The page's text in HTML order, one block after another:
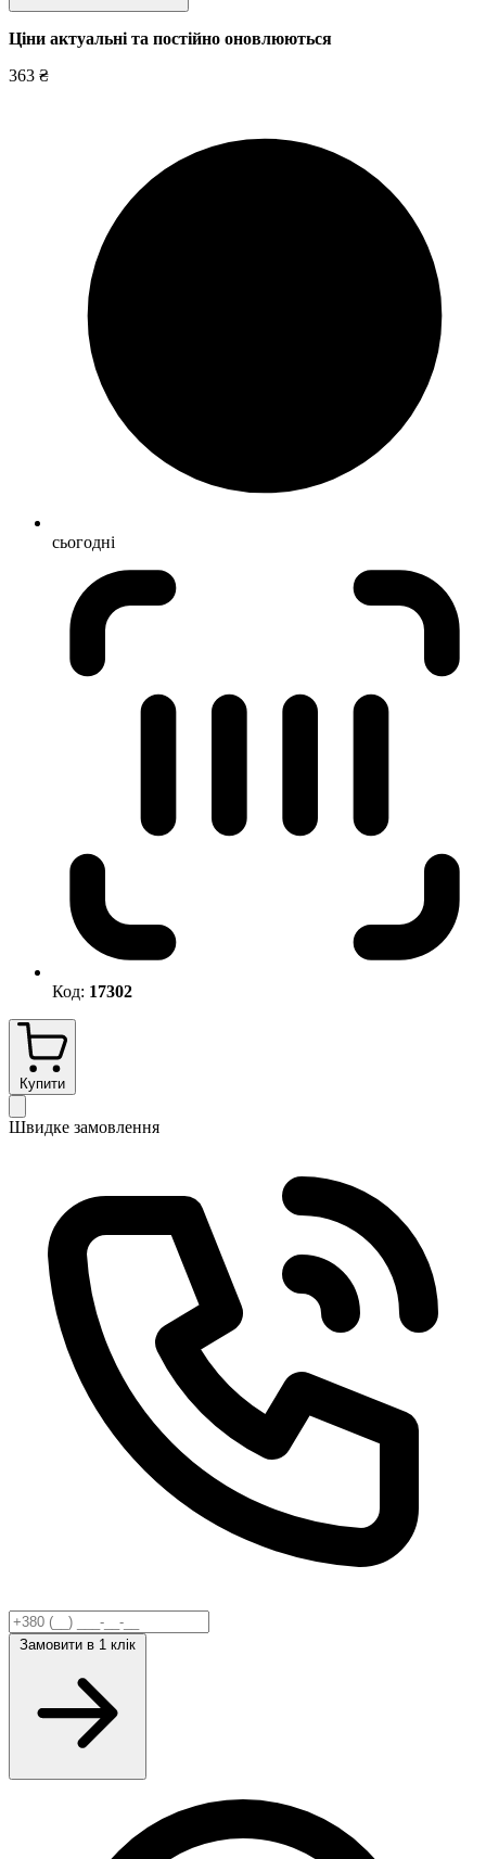
Ціни актуальні та постійно оновлюються
363 ₴
сьогодні
Код: 17302
Купити
Швидке замовлення
Замовити в 1 клік